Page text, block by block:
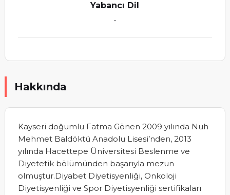
Yabancı Dil
-
Hakkında
Kayseri doğumlu Fatma Gönen 2009 yılında Nuh
Mehmet Baldöktü Anadolu Lisesi’nden, 2013
yılında Hacettepe Üniversitesi Beslenme ve
Diyetetik bölümünden başarıyla mezun
olmuştur.Diyabet Diyetisyenliği, Onkoloji
Diyetisyenliği ve Spor Diyetisyenliği sertifikaları